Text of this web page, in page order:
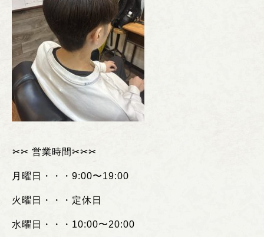
︎✂︎✂︎ 営業時間✂︎✂︎✂︎
月曜日・・・ 9:00〜19:00
火曜日・・・定休日
水曜日・・・ 10:00〜20:00